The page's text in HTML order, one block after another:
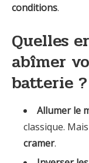
conditions.
Quelles
abîmer
batterie ?
Allumer le
classique.
cramer.